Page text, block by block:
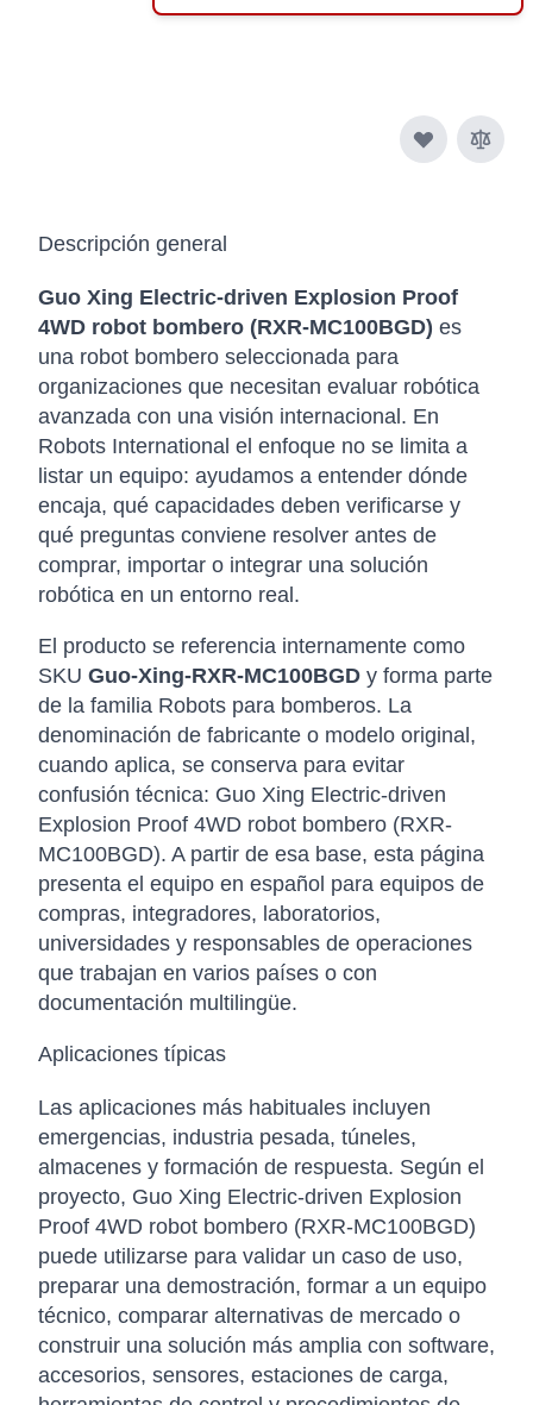
Descripción general
Guo Xing Electric-driven Explosion Proof
4WD robot bombero (RXR-MC100BGD) es
una robot bombero seleccionada para
organizaciones que necesitan evaluar robótica
avanzada con una visión internacional. En
Robots International el enfoque no se limita a
listar un equipo: ayudamos a entender dónde
encaja, qué capacidades deben verificarse y
qué preguntas conviene resolver antes de
comprar, importar o integrar una solución
robótica en un entorno real.
El producto se referencia internamente como
SKU Guo-Xing-RXR-MC100BGD y forma parte
de la familia Robots para bomberos. La
denominación de fabricante o modelo original,
cuando aplica, se conserva para evitar
confusión técnica: Guo Xing Electric-driven
Explosion Proof 4WD robot bombero (RXR-
MC100BGD). A partir de esa base, esta página
presenta el equipo en español para equipos de
compras, integradores, laboratorios,
universidades y responsables de operaciones
que trabajan en varios países o con
documentación multilingüe.
Aplicaciones típicas
Las aplicaciones más habituales incluyen
emergencias, industria pesada, túneles,
almacenes y formación de respuesta. Según el
proyecto, Guo Xing Electric-driven Explosion
Proof 4WD robot bombero (RXR-MC100BGD)
puede utilizarse para validar un caso de uso,
preparar una demostración, formar a un equipo
técnico, comparar alternativas de mercado o
construir una solución más amplia con software,
accesorios, sensores, estaciones de carga,